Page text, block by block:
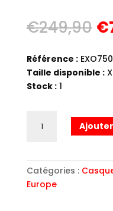
€249,90 Le
€
Référence :
Taille disponible :
Stock :1
BATTLELORD
NOIR
Catégories :
Europe